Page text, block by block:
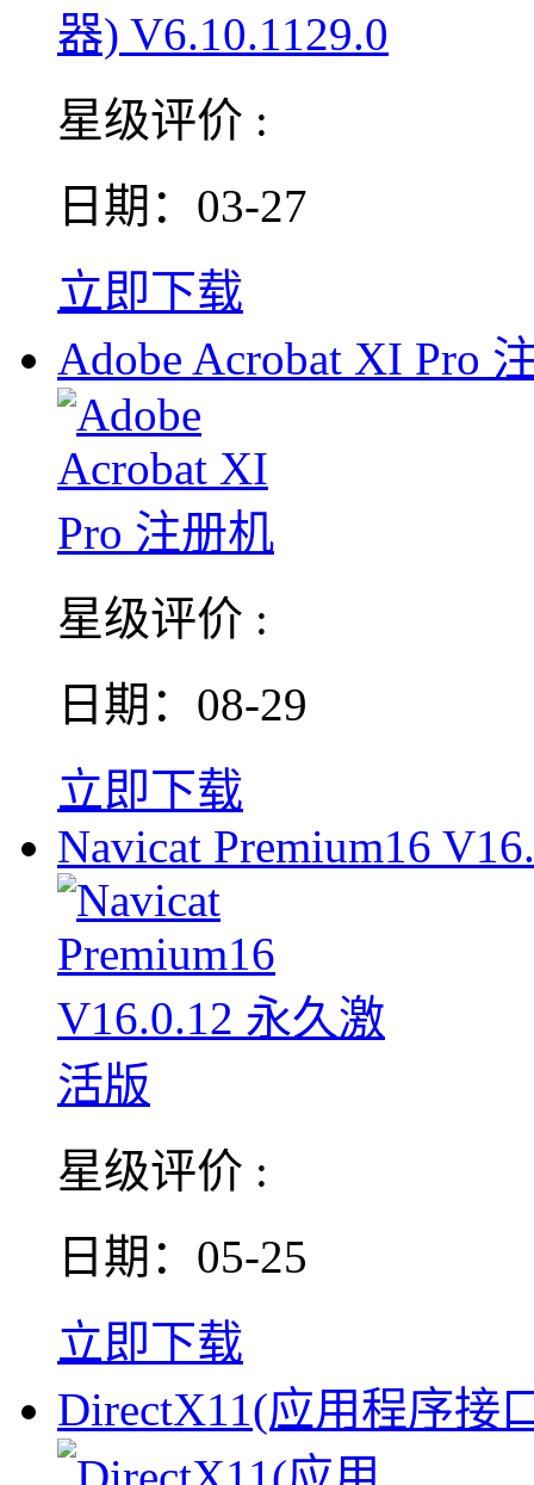
星级评价 :
日期：03-27
立即下载
Adobe Acrobat XI Pro
星级评价 :
日期：08-29
立即下载
Navicat Premium16
星级评价 :
日期：05-25
立即下载
DirectX11(应用程序接